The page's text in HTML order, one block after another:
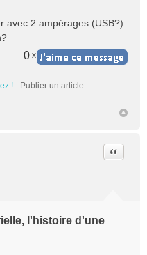
avec 2 ampérages (USB?)
0 x
! - Publier un article -
l'histoire d'une
Citer